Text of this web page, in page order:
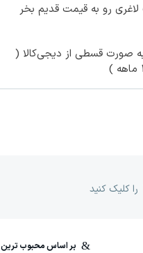
رو به قیمت قدیم بخر
صورت قسطی از دیجی‌کالا (
را کلیک کنید